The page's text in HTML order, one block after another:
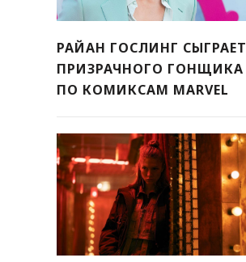
РАЙАН ГОСЛИНГ СЫГРАЕТ
ПРИЗРАЧНОГО ГОНЩИКА
ПО КОМИКСАМ MARVEL